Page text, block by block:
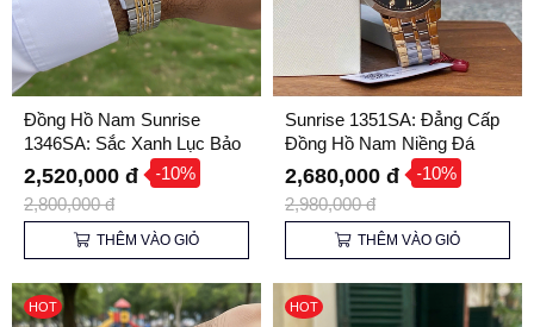
Đồng Hồ Nam Sunrise
1346SA: Sắc Xanh Lục Bảo
Đẳng Cấp & Sang Trọng
2,520,000 đ -10%
2,800,000 đ
THÊM VÀO GIỎ
Sunrise 1351SA: Đẳng Cấp
Đồng Hồ Nam Niềng Đá
Ceramic – Bền Bỉ & Thời
Thượng
2,680,000 đ -10%
2,980,000 đ
THÊM VÀO GIỎ
HOT HOT